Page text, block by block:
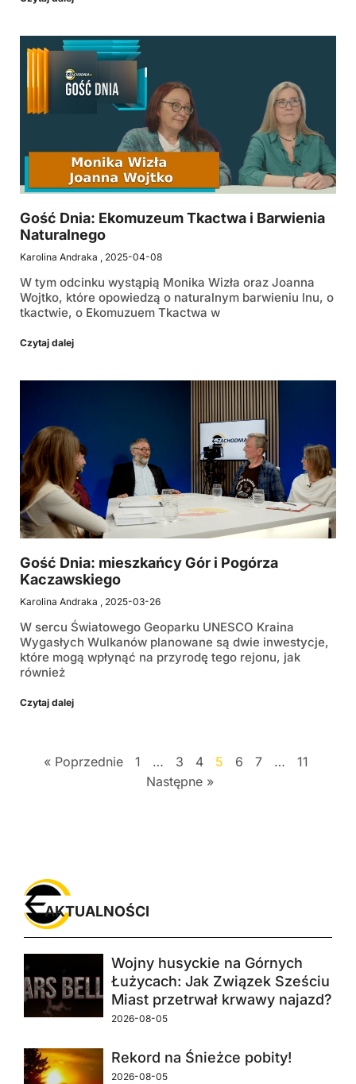
Gość Dnia: Ekomuzeum Tkactwa i Barwienia
Naturalnego
Karolina Andraka 2025-04-08
W tym odcinku wystąpią Monika Wizła oraz Joanna
Wojtko, które opowiedzą o naturalnym barwieniu lnu, o
tkactwie, o Ekomuzuem Tkactwa w
Czytaj dalej
Gość Dnia: mieszkańcy Gór i Pogórza
Kaczawskiego
Karolina Andraka 2025-03-26
W sercu Światowego Geoparku UNESCO Kraina
Wygasłych Wulkanów planowane są dwie inwestycje,
które mogą wpłynąć na przyrodę tego rejonu, jak
również
Czytaj dalej
« Poprzednie 1 … 3 4 5 6 7 …
11
Następne »
Wojny husyckie na Górnych
Łużycach: Jak Związek Sześciu
Miast przetrwał krwawy najazd?
2026-08-05
Rekord na Śnieżce pobity!
2026-08-05
AKTUALNOŚCI